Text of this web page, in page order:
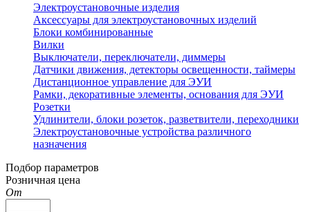
Электроустановочные изделия
Аксессуары для электроустановочных изделий
Блоки комбинированные
Вилки
Выключатели, переключатели, диммеры
Датчики движения, детекторы освещенности, таймеры
Дистанционное управление для ЭУИ
Рамки, декоративные элементы, основания для ЭУИ
Розетки
Удлинители, блоки розеток, разветвители, переходники
Электроустановочные устройства различного
назначения
Подбор параметров
Розничная цена
От